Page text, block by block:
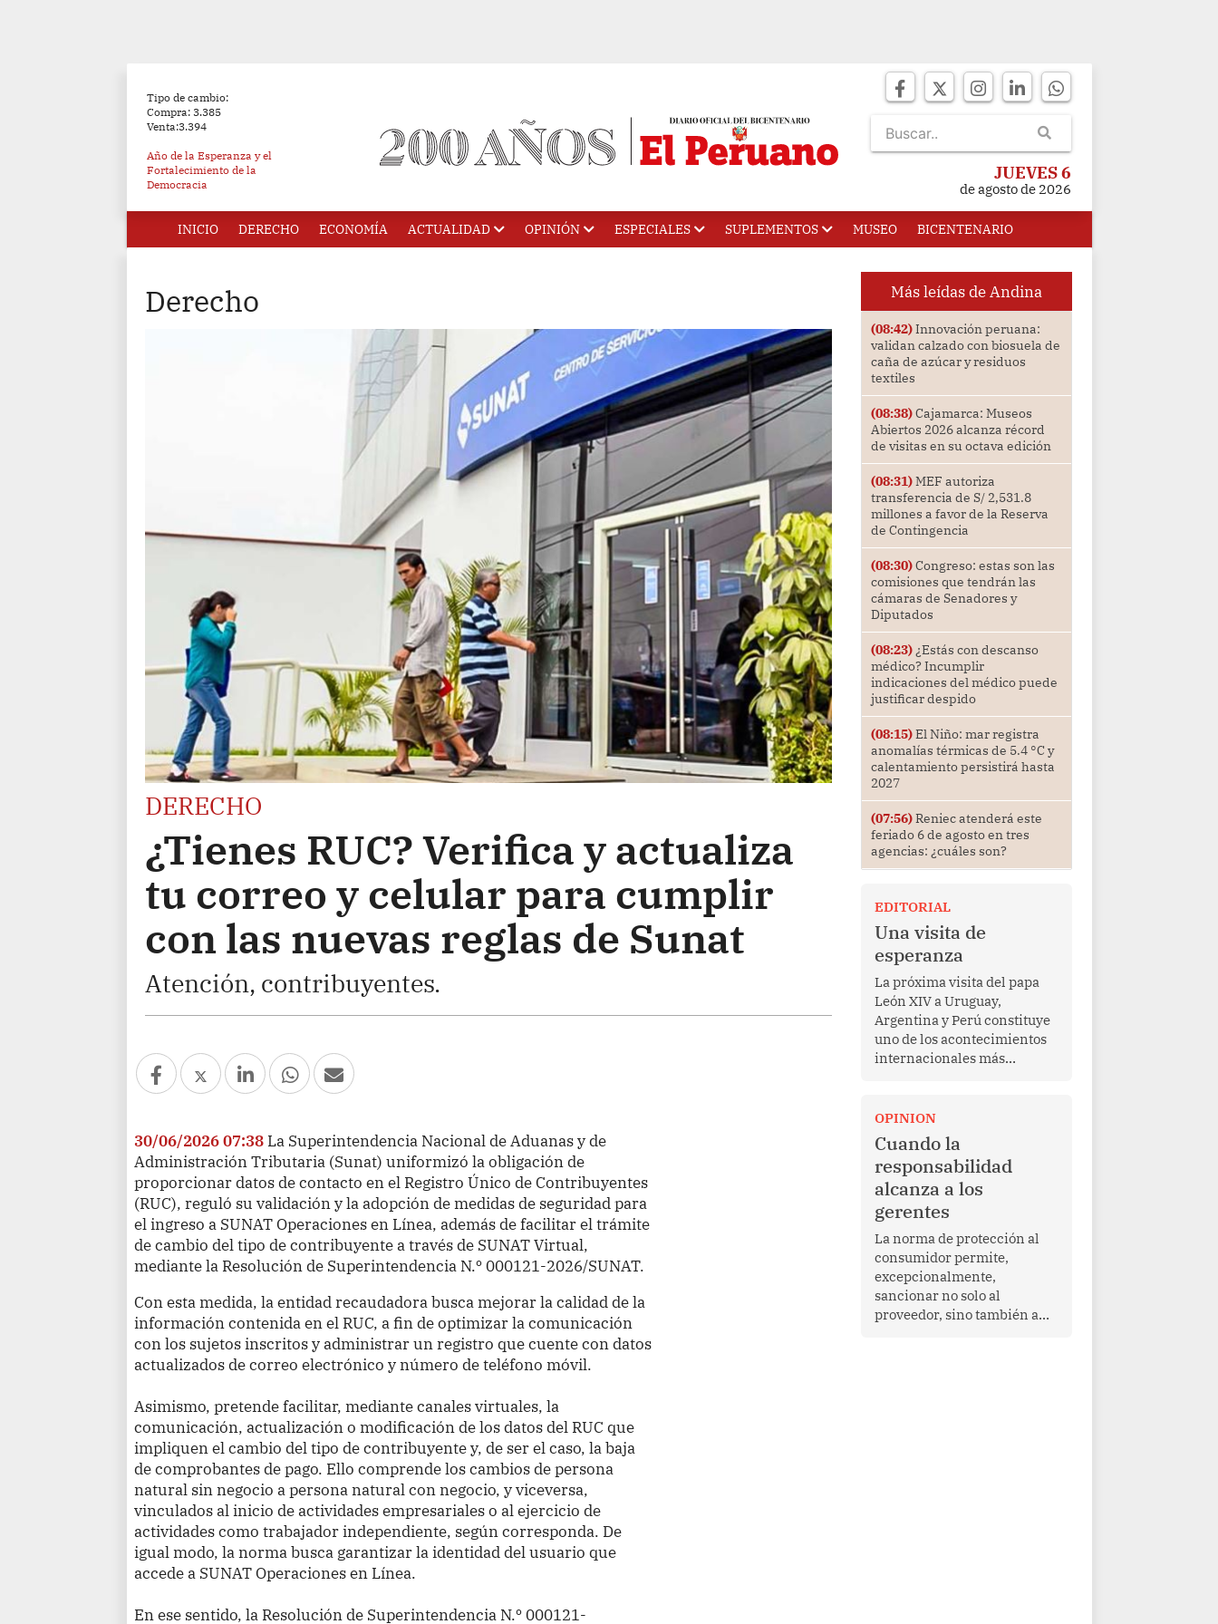
Tipo de cambio:
Compra: 3.385
Venta:3.394
Año de la Esperanza y el
Fortalecimiento de la
Democracia
JUEVES 6
de agosto de 2026
INICIO DERECHO ECONOMÍA ACTUALIDAD OPINIÓN ESPECIALES SUPLEMENTOS MUSEO BICENTENARIO
Derecho
DERECHO
¿Tienes RUC? Verifica y actualiza
tu correo y celular para cumplir
con las nuevas reglas de Sunat
Atención, contribuyentes.
30/06/2026 07:38 La Superintendencia Nacional de Aduanas y de
Administración Tributaria (Sunat) uniformizó la obligación de
proporcionar datos de contacto en el Registro Único de Contribuyentes
(RUC), reguló su validación y la adopción de medidas de seguridad para
el ingreso a SUNAT Operaciones en Línea, además de facilitar el trámite
de cambio del tipo de contribuyente a través de SUNAT Virtual,
mediante la Resolución de Superintendencia N.º 000121-2026/SUNAT.
Con esta medida, la entidad recaudadora busca mejorar la calidad de la
información contenida en el RUC, a fin de optimizar la comunicación
con los sujetos inscritos y administrar un registro que cuente con datos
actualizados de correo electrónico y número de teléfono móvil.
Asimismo, pretende facilitar, mediante canales virtuales, la
comunicación, actualización o modificación de los datos del RUC que
impliquen el cambio del tipo de contribuyente y, de ser el caso, la baja
de comprobantes de pago. Ello comprende los cambios de persona
natural sin negocio a persona natural con negocio, y viceversa,
vinculados al inicio de actividades empresariales o al ejercicio de
actividades como trabajador independiente, según corresponda. De
igual modo, la norma busca garantizar la identidad del usuario que
accede a SUNAT Operaciones en Línea.
En ese sentido, la Resolución de Superintendencia N.º 000121-
Más leídas de Andina
(08:42)Innovación peruana:
validan calzado con biosuela de
caña de azúcar y residuos
textiles
(08:38)Cajamarca: Museos
Abiertos 2026 alcanza récord
de visitas en su octava edición
(08:31)MEF autoriza
transferencia de S/ 2,531.8
millones a favor de la Reserva
de Contingencia
(08:30)Congreso: estas son las
comisiones que tendrán las
cámaras de Senadores y
Diputados
(08:23)¿Estás con descanso
médico? Incumplir
indicaciones del médico puede
justificar despido
(08:15)El Niño: mar registra
anomalías térmicas de 5.4 °C y
calentamiento persistirá hasta
2027
(07:56)Reniec atenderá este
feriado 6 de agosto en tres
agencias: ¿cuáles son?
EDITORIAL
Una visita de
esperanza
La próxima visita del papa
León XIV a Uruguay,
Argentina y Perú constituye
uno de los acontecimientos
internacionales más
Más allá de su dimensión
religiosa, esta gira
representa una oportunidad
para reafirmar el valor del
diálogo, fortalecer los
vínculos entre los pueblos y
proyectar una imagen de
cooperación en una región
que enfrenta desafíos en
materia de desarrollo,
cohesión social y
gobernabilidad.
OPINION
Cuando la
responsabilidad
alcanza a los
gerentes
La norma de protección al
consumidor permite,
excepcionalmente,
sancionar no solo al
proveedor, sino también a